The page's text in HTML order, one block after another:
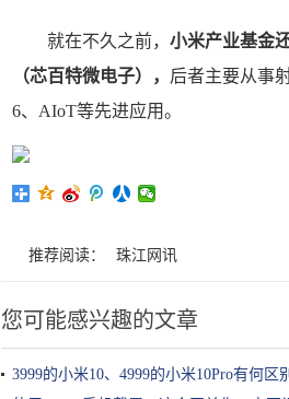
就在不久之前， 小米产业基金
（芯百特微电子）， 后者主要从事
6、AIoT等先进应用。
推荐阅读： 珠江网讯
您可能感兴趣的文章
3999的小米10、4999的小米10Pro有何区